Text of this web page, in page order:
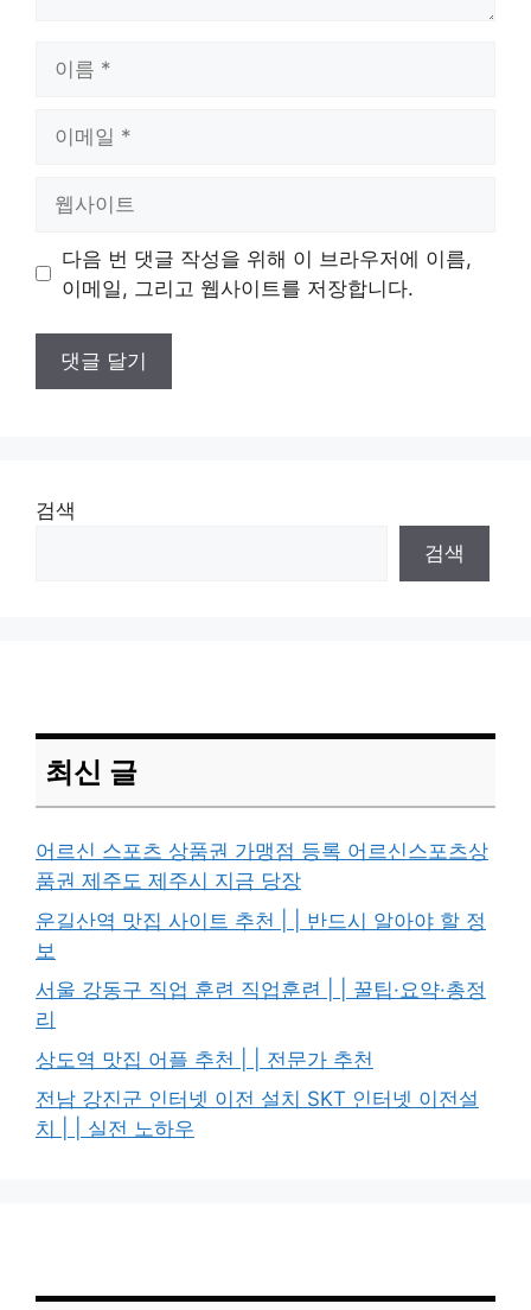
트
다음 번 댓글 작성을 위해 이 브라우저에 이름,
이메일, 그리고 웹사이트를 저장합니다.
검색
검색
최신 글
어르신 스포츠 상품권 가맹점 등록 어르신스포츠상
품권 제주도 제주시 지금 당장
운길산역 맛집 사이트 추천 | | 반드시 알아야 할 정
보
서울 강동구 직업 훈련 직업훈련 | | 꿀팁·요약·총정
리
상도역 맛집 어플 추천 | | 전문가 추천
전남 강진군 인터넷 이전 설치 SKT 인터넷 이전설
치 | | 실전 노하우